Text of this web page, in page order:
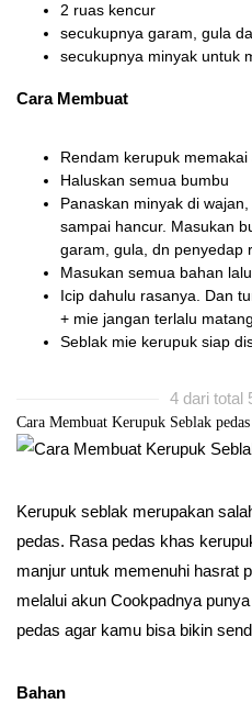
2 ruas kencur
secukupnya garam, gula
secukupnya minyak untuk
Cara Membuat
Rendam kerupuk
Haluskan semua bumbu
Panaskan minyak di
sampai hancur. Masukan
garam, gula, dn penyedap
Masukan semua bahan
Icip dahulu rasanya. Dan
+ mie jangan terlalu
Seblak mie kerupuk siap
4 dari total
Cara Membuat Kerupuk Seblak pedas
Kerupuk seblak merupakan
pedas. Rasa pedas khas
manjur untuk memenuhi hasrat
melalui akun Cookpadnya
pedas agar kamu bisa bikin
Bahan